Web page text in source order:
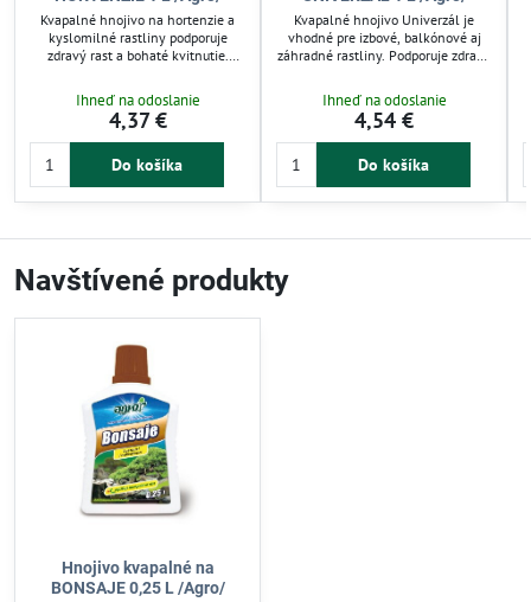
Kvapalné hnojivo na hortenzie a
kyslomilné rastliny podporuje
zdravý rast a bohaté kvitnutie.
pestovanie v záhrade či nádobách.
Použitie je jednoduché, aplikujte raz
za 14 dní od apríla do septembra
pre efektívnu starostlivosť.
Ihneď na odoslanie
4,37 €
Do košíka
Kvapalné hnojivo Univerzál je
vhodné pre izbové, balkónové aj
záhradné rastliny. Podporuje zdravý
fosforu a draslíka (4-2-3).
Používajte pravidelne počas celého
roka pre optimálne výsledky.
Jednoduché dávkovanie uľahčuje
Ihneď na odoslanie
4,54 €
Do košíka
Navštívené produkty
Hnojivo kvapalné na
BONSAJE 0,25 L /Agro/